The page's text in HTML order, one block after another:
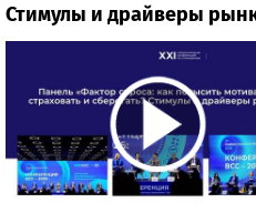
Стимулы и драйверы